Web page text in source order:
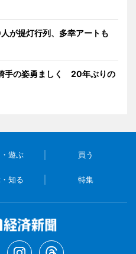
が提灯行列、多幸アートも
手の姿勇ましく 20年ぶりの
遊ぶ 買う
知る 特集